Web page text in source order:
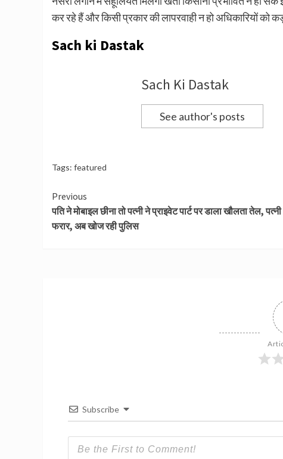
कर रहे हैं और किसी प्रकार की लापरवाही न हो अधिकारियों को
Sach ki Dastak
Sach Ki Dastak
See author's posts
Tags: featured
Continue
Reading
Previous
पति ने मोबाइल छीना तो पत्नी ने प्राइवेट पार्ट पर डाला खौलता तेल, पत्नी
फरार, अब खोज रही पुलिस
Subscribe